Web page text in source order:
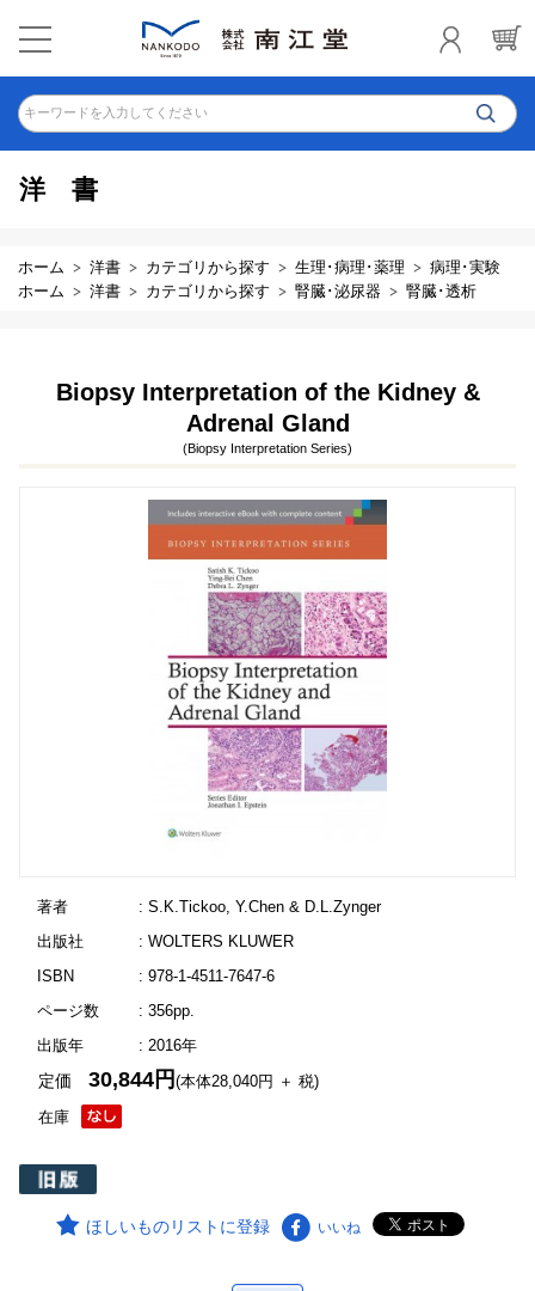
キーワードを入力してください
洋書
ホーム 洋書 カテゴリから探す 生理･病理･薬理
病理･実験
ホーム
洋書 カテゴリから探す 腎臓･泌尿器 腎臓･透析
Biopsy Interpretation of the Kidney &
Adrenal Gland
(Biopsy Interpretation Series)
著者
: S.K.Tickoo, Y.Chen & D.L.Zynger
出版社
: WOLTERS KLUWER
ISBN
: 978-1-4511-7647-6
ページ数
: 356pp.
出版年
: 2016年
在庫
定価30,844円(本体28,040円 ＋ 税)
ほしいものリストに登録 いいね